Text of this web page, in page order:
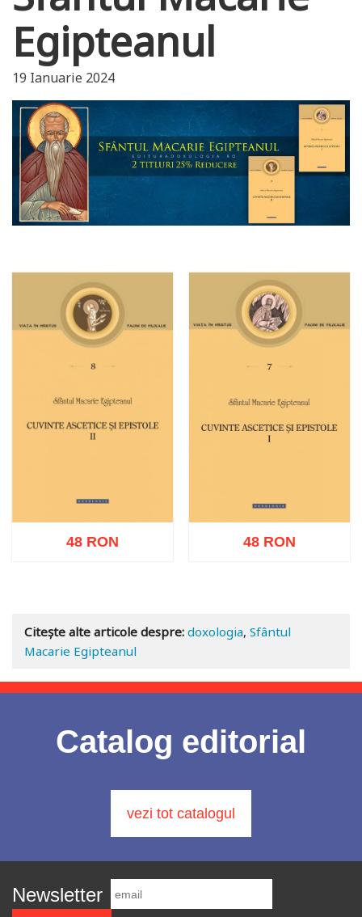
Egipteanul
19 Ianuarie 2024
48 RON 48 RON
Citește alte articole despre: doxologia, Sfântul
Macarie Egipteanul
Catalog editorial
vezi tot catalogul
Newsletter